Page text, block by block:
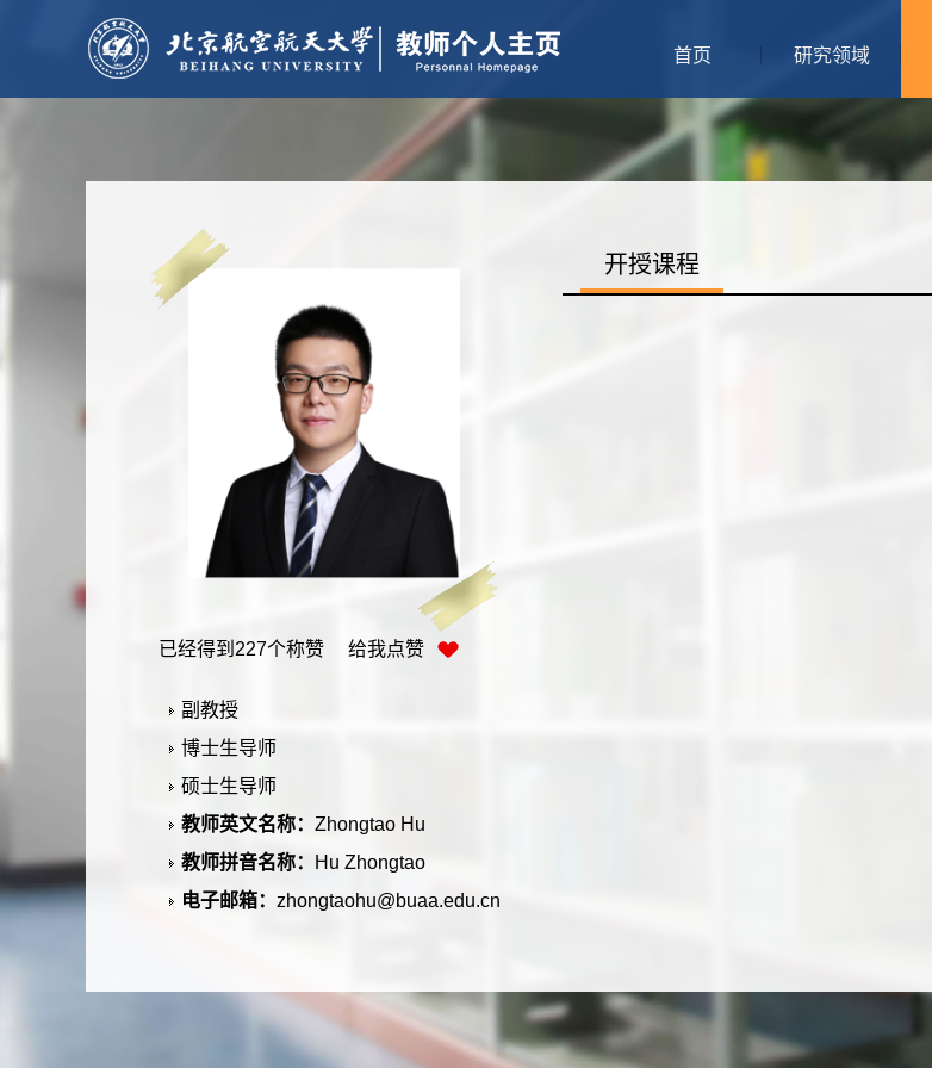
首页
研究领域
已经得到 227个称赞 给我点赞
副教授
博士生导师
硕士生导师
教师英文名称： Zhongtao Hu
教师拼音名称：
Hu Zhongtao
电子邮箱： zhongtaohu@buaa.edu.cn
zhongtaohu@buaa.edu.cn
开授课程